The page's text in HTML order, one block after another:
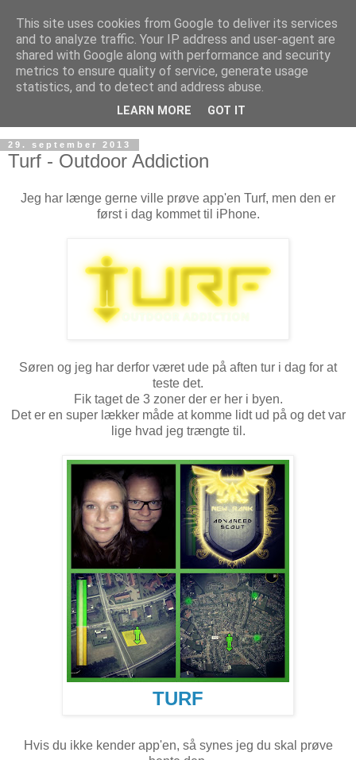
29. september 2013
Turf - Outdoor Addiction
Jeg har længe gerne ville prøve app'en Turf, men den er
først i dag kommet til iPhone.
Søren og jeg har derfor været ude på aften tur i dag for at
teste det.
Fik taget de 3 zoner der er her i byen.
Det er en super lækker måde at komme lidt ud på og det var
lige hvad jeg trængte til.
TURF
Hvis du ikke kender app'en, så synes jeg du skal prøve
This site uses cookies from Google to deliver its services
and to analyze traffic. Your IP address and user-agent are
shared with Google along with performance and security
metrics to ensure quality of service, generate usage
statistics, and to detect and address abuse.
LEARN MORE GOT IT